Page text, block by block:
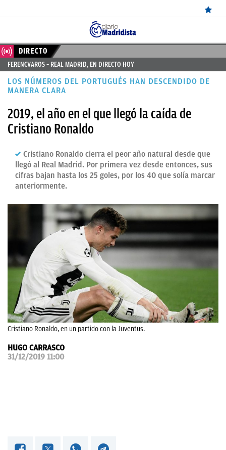
ÚLTIMAS
NOTICIAS
REAL
BALONCESTO
FICHAJES
DIRECTO
FEMENINO
PAPARAZZI
OKDIARIO
DIRECTO
FERENCVAROS – REAL MADRID, EN DIRECTO HOY
LOS NÚMEROS DEL PORTUGUÉS HAN DESCENDIDO DE
MANERA CLARA
2019, el año en el que llegó la caída de
Cristiano Ronaldo
Cristiano Ronaldo cierra el peor año natural desde que
llegó al Real Madrid. Por primera vez desde entonces, sus
cifras bajan hasta los 25 goles, por los 40 que solía marcar
anteriormente.
Cristiano Ronaldo, en un partido con la Juventus.
HUGO CARRASCO
31/12/2019 11:00